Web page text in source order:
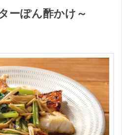
ーぽん酢かけ～